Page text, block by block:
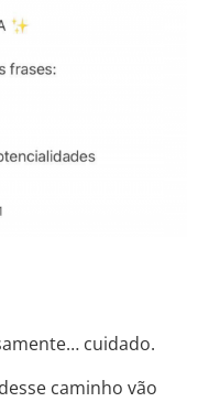
DIA
cuidado. ⠀
caminho vão